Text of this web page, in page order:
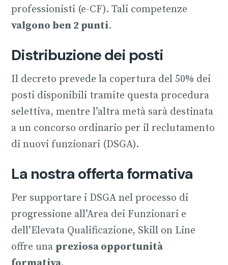
professionisti (e-CF). Tali competenze
valgono ben 2 punti.
Distribuzione dei posti
Il decreto prevede la copertura del 50% dei
posti disponibili tramite questa procedura
selettiva, mentre l’altra metà sarà destinata
a un concorso ordinario per il reclutamento
di nuovi funzionari​​ (DSGA).
La nostra offerta formativa
Per supportare i DSGA nel processo di
progressione all’Area dei Funzionari e
dell’Elevata Qualificazione, Skill on Line
offre una preziosa opportunità